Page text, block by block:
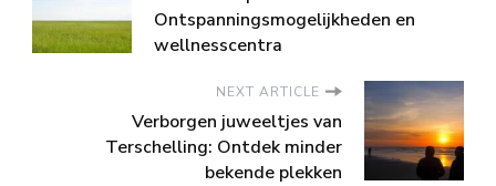
Ontspanningsmogelijkheden en
wellnesscentra
NEXT ARTICLE
Verborgen juweeltjes van
Terschelling: Ontdek minder
bekende plekken